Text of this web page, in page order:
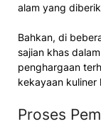
alam yang
Bahkan, di
sajian khas
penghargaan
kekayaan kuliner
Proses